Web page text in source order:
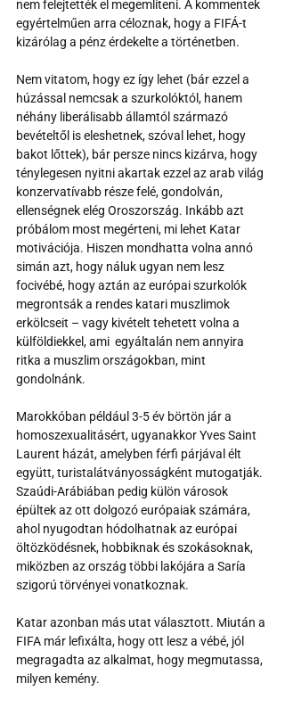
nem felejtették el megemlíteni. A kommentek
egyértelműen arra céloznak, hogy a FIFÁ-t
kizárólag a pénz érdekelte a történetben.
Nem vitatom, hogy ez így lehet (bár ezzel a
húzással nemcsak a szurkolóktól, hanem
néhány liberálisabb államtól származó
bevételtől is eleshetnek, szóval lehet, hogy
bakot lőttek), bár persze nincs kizárva, hogy
ténylegesen nyitni akartak ezzel az arab világ
konzervatívabb része felé, gondolván,
ellenségnek elég Oroszország. Inkább azt
próbálom most megérteni, mi lehet Katar
motivációja. Hiszen mondhatta volna annó
simán azt, hogy náluk ugyan nem lesz
focivébé, hogy aztán az európai szurkolók
megrontsák a rendes katari muszlimok
erkölcseit – vagy kivételt tehetett volna a
külföldiekkel, ami  egyáltalán nem annyira
ritka a muszlim országokban, mint
gondolnánk.
Marokkóban például 3-5 év börtön jár a
homoszexualitásért, ugyanakkor Yves Saint
Laurent házát, amelyben férfi párjával élt
együtt, turistalátványosságként mutogatják.
Szaúdi-Arábiában pedig külön városok
épültek az ott dolgozó európaiak számára,
ahol nyugodtan hódolhatnak az európai
öltözködésnek, hobbiknak és szokásoknak,
miközben az ország többi lakójára a Saría
szigorú törvényei vonatkoznak.
Katar azonban más utat választott. Miután a
FIFA már lefixálta, hogy ott lesz a vébé, jól
megragadta az alkalmat, hogy megmutassa,
milyen kemény.